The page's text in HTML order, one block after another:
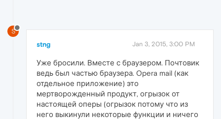
S
stng Jan 3, 2015, 3:00 PM
Уже бросили. Вместе с браузером. Почтовик
ведь был частью браузера. Opera mail (как
отдельное приложение) это
мертворожденный продукт, огрызок от
настоящей оперы (огрызок потому что из
него выкинули некоторые функции и ничего